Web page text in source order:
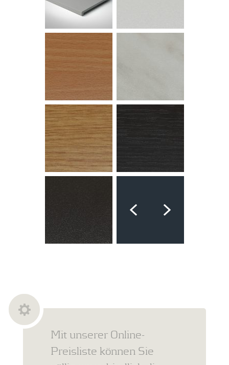
Mit unserer Online-
Preisliste können Sie